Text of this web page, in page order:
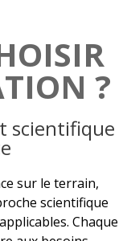
?
scientifique
sur le terrain,
scientifique
Chaque